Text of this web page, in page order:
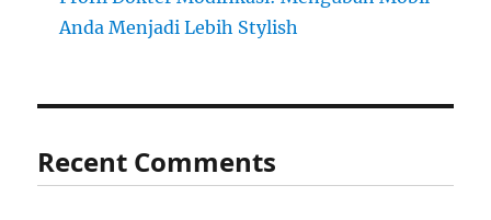
Anda Menjadi Lebih Stylish
Recent Comments